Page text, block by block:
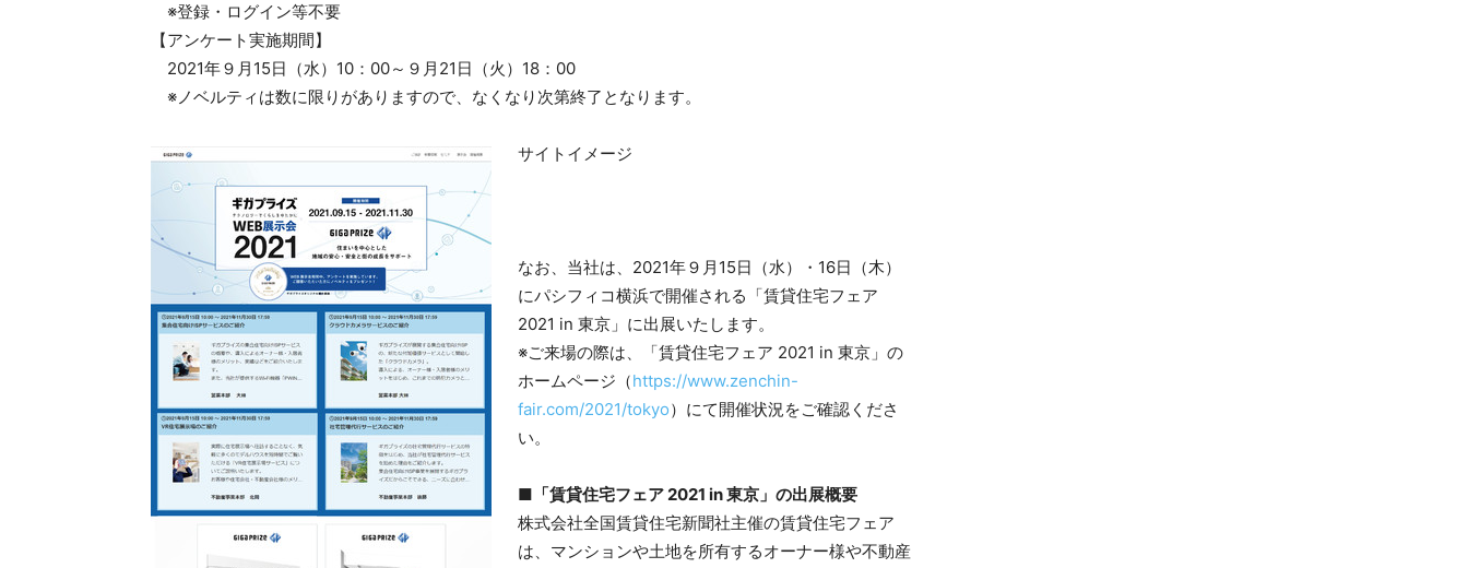
※登録・ログイン等不要
【アンケート実施期間】
2021年９月15日（水）10：00～９月21日（火）18：00
※ノベルティは数に限りがありますので、なくなり次第終了となります。
サイトイメージ
なお、当社は、2021年９月15日（水）・16日（木）
にパシフィコ横浜で開催される「賃貸住宅フェア
2021 in 東京」に出展いたします。
※ご来場の際は、「賃貸住宅フェア 2021 in 東京」の
ホームページ（https://www.zenchin-
fair.com/2021/tokyo）にて開催状況をご確認くださ
い。
■「賃貸住宅フェア 2021 in 東京」の出展概要
株式会社全国賃貸住宅新聞社主催の賃貸住宅フェア
は、マンションや土地を所有するオーナー様や不動産